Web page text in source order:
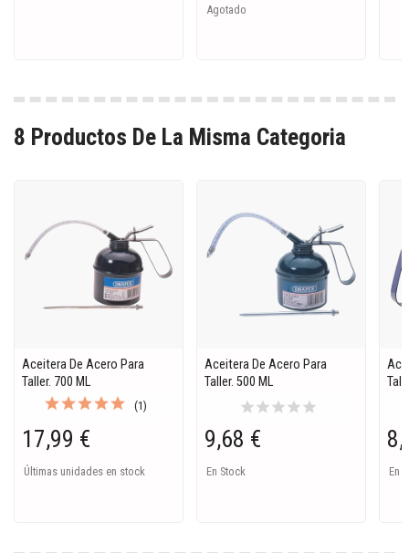
Agotado
8 Productos De La Misma Categoria
Aceitera De Acero Para
Taller. 700 ML
(1)
17,99 €
Últimas unidades en stock
Aceitera De Acero Para
Taller. 500 ML
starstarstarstarstar
9,68 €
En Stock En